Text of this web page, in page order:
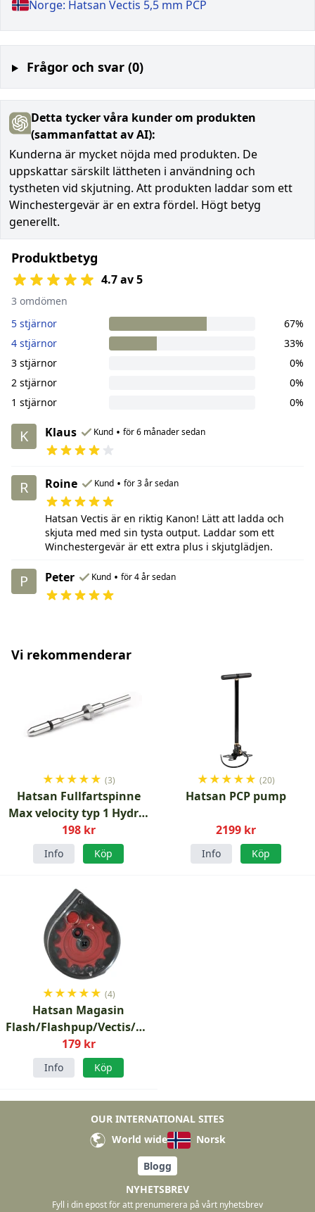
Norge: Hatsan Vectis 5,5 mm PCP
Frågor och svar (0)
Detta tycker våra kunder om produkten
(sammanfattat av AI):
Kunderna är mycket nöjda med produkten. De
uppskattar särskilt lättheten i användning och
tystheten vid skjutning. Att produkten laddar som ett
Winchestergevär är en extra fördel. Högt betyg
generellt.
Produktbetyg
4.7 av 5
3 omdömen
5 stjärnor
67%
4 stjärnor
33%
3 stjärnor
0%
2 stjärnor
0%
1 stjärnor
0%
K Klaus Kund • för 6 månader sedan
R Roine Kund • för 3 år sedan
Hatsan Vectis är en riktig Kanon! Lätt att ladda och
skjuta med med sin tysta output. Laddar som ett
Winchestergevär är ett extra plus i skjutglädjen.
P Peter Kund • för 4 år sedan
Vi rekommenderar
★★★★★ (3)
Hatsan Fullfartspinne
Max velocity typ 1 Hydra,
Invader med flera
198 kr
Info Köp
★★★★★ (20)
Hatsan PCP pump
2199 kr
Info Köp
★★★★★ (4)
Hatsan Magasin
Flash/Flashpup/Vectis/Hydra
5.5mm
179 kr
Info Köp
OUR INTERNATIONAL SITES
World wide
Norsk
Blogg
NYHETSBREV
Fyll i din epost för att prenumerera på vårt nyhetsbrev